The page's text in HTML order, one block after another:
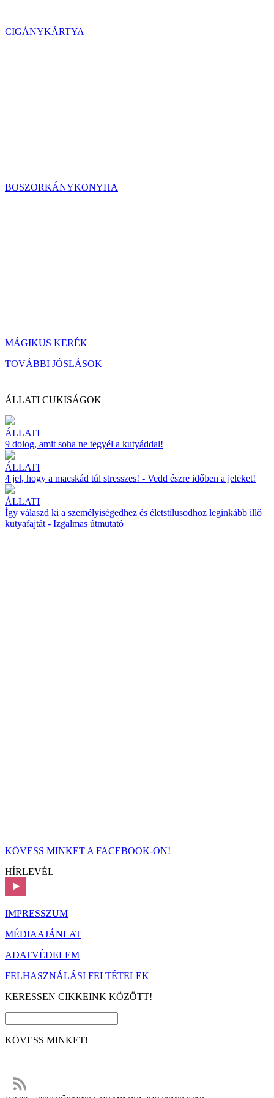
CIGÁNYKÁRTYA
BOSZORKÁNYKONYHA
MÁGIKUS KERÉK
TOVÁBBI JÓSLÁSOK
ÁLLATI CUKISÁGOK
ÁLLATI
9 dolog, amit soha ne tegyél a kutyáddal!
ÁLLATI
4 jel, hogy a macskád túl stresszes! - Vedd észre időben a jeleket!
ÁLLATI
Így válaszd ki a személyiségedhez és életstílusodhoz leginkább illő
kutyafajtát - Izgalmas útmutató
KÖVESS MINKET A FACEBOOK-ON!
HÍRLEVÉL
IMPRESSZUM
MÉDIAAJÁNLAT
ADATVÉDELEM
FELHASZNÁLÁSI FELTÉTELEK
KERESSEN CIKKEINK KÖZÖTT!
KÖVESS MINKET!